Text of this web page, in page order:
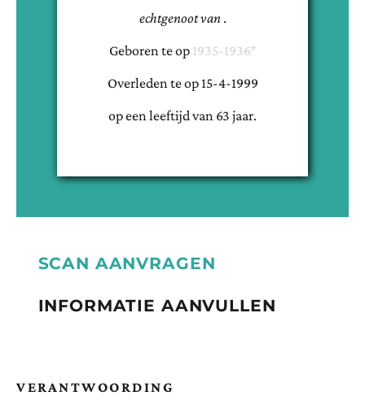
echtgenoot van .
Geboren teop 1935-1936*
Overleden teop 15-4-1999
op een leeftijd van 63 jaar.
SCAN AANVRAGEN
INFORMATIE AANVULLEN
VERANTWOORDING